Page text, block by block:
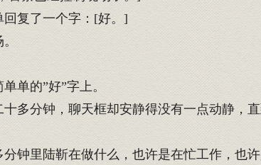
复了一个字：[好。]
单的”好”字上。
多分钟，聊天框却安静得没有一点动静，
钟里陆靳在做什么，也许是在忙工作，也